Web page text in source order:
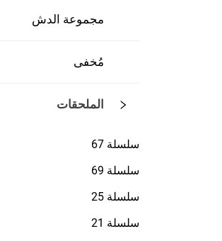
مجموعة الدش
مُخفى
الملحقات
سلسلة 67
سلسلة 69
سلسلة 25
سلسلة 21